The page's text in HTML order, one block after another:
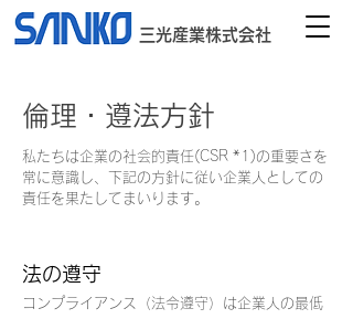
三光産業株式会社
倫理・遵法方針
私たちは企業の社会的責任(CSR *1 )の重要さを
常に意識し、下記の方針に従い企業人としての
責任を果たしてまいります。
法の遵守
コンプライアンス（法令遵守）は企業人の最低